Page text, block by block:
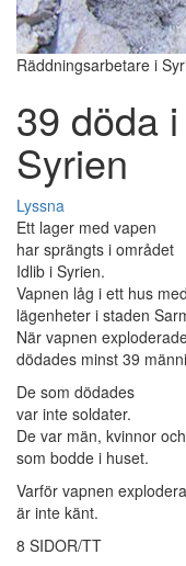
Räddningsarbetare i
39 döda
Syrien
Lyssna
Ett lager med vapen
har sprängts i området
Idlib i Syrien.
Vapnen låg i ett hus med
lägenheter i staden
När vapnen
dödades minst 39
De som dödades
var inte soldater.
De var män, kvinnor
som bodde i huset.
Varför vapnen
är inte känt.
8 SIDOR/TT